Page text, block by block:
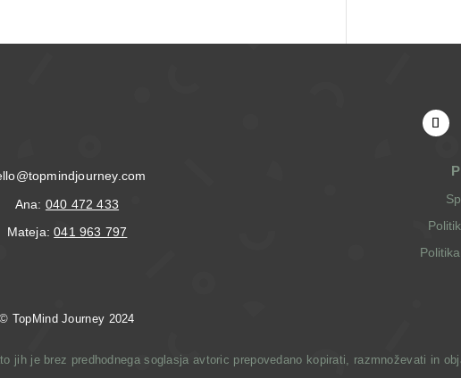
Ana: 040 472 433
Mateja:041 963 797
© TopMind Journey 2024
jih je brez predhodnega soglasja avtoric prepovedano kopirati, razmnoževati in